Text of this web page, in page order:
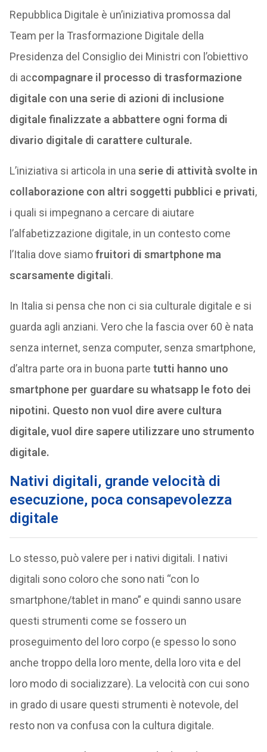
Repubblica Digitale è un’iniziativa promossa dal
Team per la Trasformazione Digitale della
Presidenza del Consiglio dei Ministri con l’obiettivo
di accompagnare il processo di trasformazione
digitale con una serie di azioni di inclusione
digitale finalizzate a abbattere ogni forma di
divario digitale di carattere culturale.
L’iniziativa si articola in una serie di attività svolte in
collaborazione con altri soggetti pubblici e privati,
i quali si impegnano a cercare di aiutare
l’alfabetizzazione digitale, in un contesto come
l’Italia dove siamofruitori di smartphone ma
scarsamente digitali.
In Italia si pensa che non ci sia culturale digitale e si
guarda agli anziani. Vero che la fascia over 60 è nata
senza internet, senza computer, senza smartphone,
d’altra parte ora in buona parte tutti hanno uno
smartphone per guardare su whatsapp le foto dei
nipotini. Questo non vuol dire avere cultura
digitale, vuol dire sapere utilizzare uno strumento
digitale.
Nativi digitali, grande velocità di
esecuzione, poca consapevolezza
digitale
Lo stesso, può valere per i nativi digitali. I nativi
digitali sono coloro che sono nati “con lo
smartphone/tablet in mano” e quindi sanno usare
questi strumenti come se fossero un
proseguimento del loro corpo (e spesso lo sono
anche troppo della loro mente, della loro vita e del
loro modo di socializzare). La velocità con cui sono
in grado di usare questi strumenti è notevole, del
resto non va confusa con la cultura digitale.